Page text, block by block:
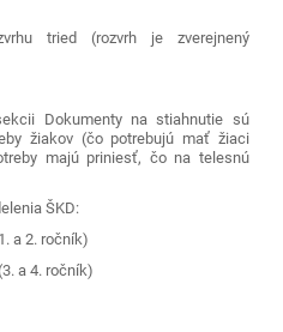
tried (rozvrh je zverejnený
Dokumenty na stiahnutie sú
žiakov (čo potrebujú mať žiaci
majú priniesť, čo na telesnú
ŠKD:
a 2. ročník)
a 4. ročník)